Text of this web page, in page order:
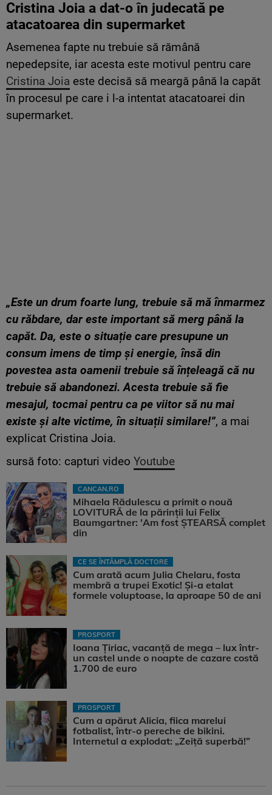
Cristina Joia a dat-o în judecată pe
atacatoarea din supermarket
Asemenea fapte nu trebuie să rămână
nepedepsite, iar acesta este motivul pentru care
Cristina Joia este decisă să meargă până la capăt
în procesul pe care i l-a intentat atacatoarei din
supermarket.
„Este un drum foarte lung, trebuie să mă înmarmez
cu răbdare, dar este important să merg până la
capăt. Da, este o situație care presupune un
consum imens de timp și energie, însă din
povestea asta oamenii trebuie să înțeleagă că nu
trebuie să abandonezi. Acesta trebuie să fie
mesajul, tocmai pentru ca pe viitor să nu mai
existe și alte victime, în situații similare!”, a mai
explicat Cristina Joia.
sursă foto: capturi video Youtube
CANCAN.RO
Mihaela Rădulescu a primit o nouă
LOVITURĂ de la părinții lui Felix
Baumgartner: 'Am fost ȘTEARSĂ complet
din
CE SE ÎNTÂMPLĂ DOCTORE
Cum arată acum Julia Chelaru, fosta
membră a trupei Exotic! Și-a etalat
formele voluptoase, la aproape 50 de ani
PROSPORT
Ioana Țiriac, vacanță de mega – lux într-
un castel unde o noapte de cazare costă
1.700 de euro
PROSPORT
Cum a apărut Alicia, fiica marelui
fotbalist, într-o pereche de bikini.
Internetul a explodat: „Zeiță superbă!”